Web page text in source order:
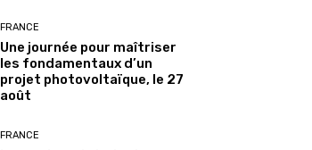
FRANCE
Une journée pour maîtriser
les fondamentaux d’un
projet photovoltaïque, le 27
août
FRANCE